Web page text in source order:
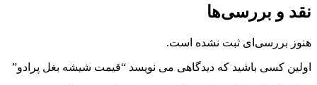
نقد و بررسی‌ها
هنوز بررسی‌ای ثبت نشده است.
اولین کسی باشید که دیدگاهی می نویسد “قیمت شیشه بغل پرادو”